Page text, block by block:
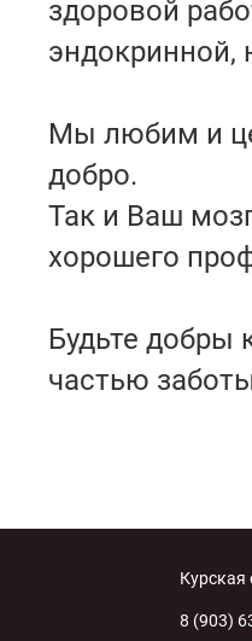
здоровой
эндокринной,
Мы любим и
добро.
Так и Ваш
хорошего
Будьте добры
частью
Курская
8 (903)